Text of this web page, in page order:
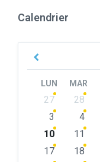
Calendrier
Previous
LUN MAR
Skip
calendar
27 28
3
4
10
11
17
18